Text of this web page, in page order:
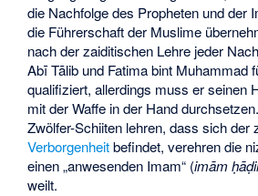
die Nachfolge des Propheten und der
die Führerschaft der Muslime
nach der zaiditischen Lehre jeder
Abī Tālib und Fatima bint Muhammad
qualifiziert, allerdings muss er seinen
mit der Waffe in der Hand
Zwölfer-Schiiten lehren, dass sich der
Verborgenheitbefindet, verehren die
einen „anwesenden Imam“ (imām
weilt.